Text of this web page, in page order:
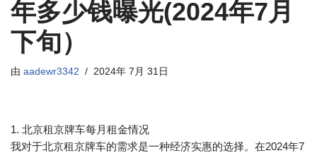
年多少钱曝光(2024年7月
下旬）
由 aadewr3342 2024年 7月 31日
1. 北京租京牌车每月租金情况
我对于北京租京牌车的需求是一种经济实惠的选择。在2024年7